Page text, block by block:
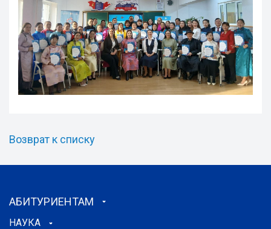
Возврат к списку
АБИТУРИЕНТАМ
НАУКА